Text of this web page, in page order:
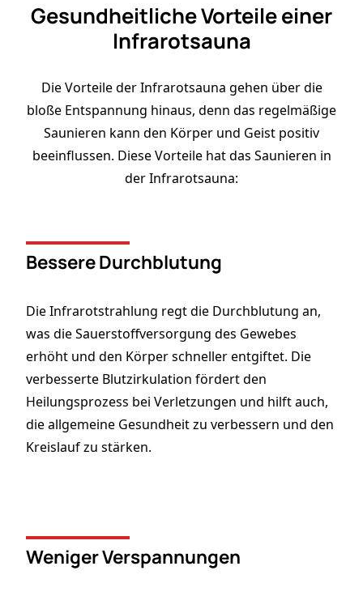
Gesundheitliche Vorteile einer
Infrarotsauna
Die Vorteile der Infrarotsauna gehen über die
bloße Entspannung hinaus, denn das regelmäßige
Saunieren kann den Körper und Geist positiv
beeinflussen. Diese Vorteile hat das Saunieren in
der Infrarotsauna:
Bessere Durchblutung
Die Infrarotstrahlung regt die Durchblutung an,
was die Sauerstoffversorgung des Gewebes
erhöht und den Körper schneller entgiftet. Die
verbesserte Blutzirkulation fördert den
Heilungsprozess bei Verletzungen und hilft auch,
die allgemeine Gesundheit zu verbessern und den
Kreislauf zu stärken.
Weniger Verspannungen